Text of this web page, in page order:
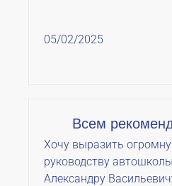
05/02/2025
Всем
Хочу выразить
руководству
Александру